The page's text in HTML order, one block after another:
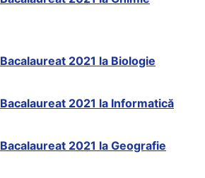
Bacalaureat 2021 la Biologie
Bacalaureat 2021 la Informatică
Bacalaureat 2021 la Geografie